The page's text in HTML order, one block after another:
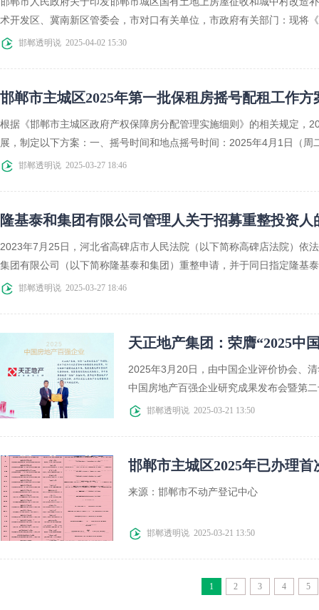
术开发区、冀南新区管委会，市对口有关单位，市政府有关部门：现将
邯郸透明说 2025-04-02 15:30
邯郸市主城区2025年第一批保租房摇号配租工作方
根据《邯郸市主城区政府产权保障房分配管理实施细则》的相关规定，
展，制定以下方案：一、摇号时间和地点摇号时间：2025年4月1日（
邯郸透明说 2025-03-27 18:46
隆基泰和集团有限公司管理人关于招募重整投资人
2023年7月25日，河北省高碑店市人民法院（以下简称高碑店法院）依
集团有限公司（以下简称隆基泰和集团）重整申请，并于同日指定隆基
邯郸透明说 2025-03-27 18:46
天正地产集团：荣膺“2025中
2025年3月20日，由中国企业评价协会、
中国房地产百强企业研究成果发布会暨第
邯郸透明说 2025-03-21 13:50
邯郸市主城区2025年已办理
来源：邯郸市不动产登记中心
邯郸透明说 2025-03-21 13:50
1 2 3 4 5